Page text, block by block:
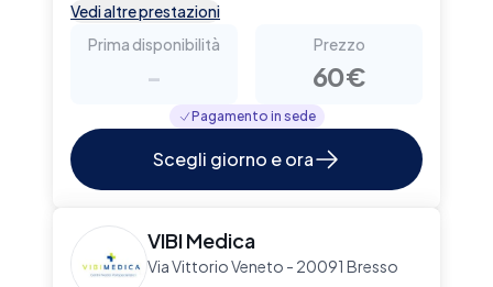
Vedi altre prestazioni
Prima disponibilità
-
Prezzo
60€
Pagamento in sede
Scegli giorno e ora
VIBI Medica
Via Vittorio Veneto - 20091 Bresso